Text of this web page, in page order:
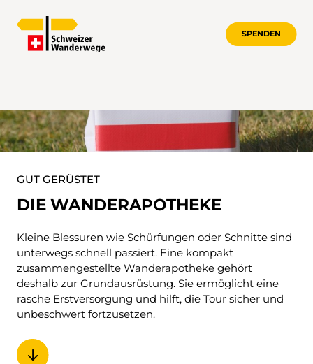
SPENDEN
GUT GERÜSTET
DIE WANDERAPOTHEKE
Kleine Blessuren wie Schürfungen oder Schnitte sind
unterwegs schnell passiert. Eine kompakt
zusammengestellte Wanderapotheke gehört
deshalb zur Grundausrüstung. Sie ermöglicht eine
rasche Erstversorgung und hilft, die Tour sicher und
unbeschwert fortzusetzen.